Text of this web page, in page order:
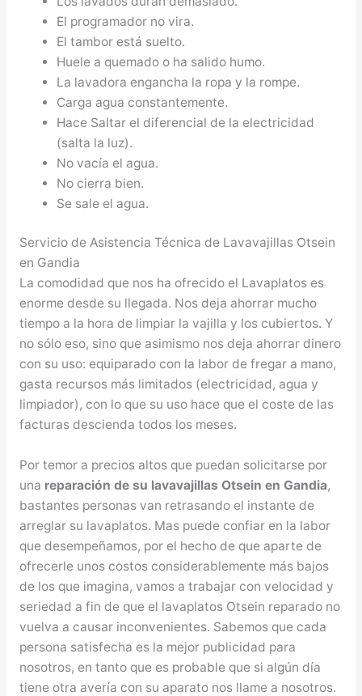
El programador no vira.
El tambor está suelto.
Huele a quemado o ha salido humo.
La lavadora engancha la ropa y la rompe.
Carga agua constantemente.
Hace Saltar el diferencial de la electricidad
(salta la luz).
No vacía el agua.
No cierra bien.
Se sale el agua.
Servicio de Asistencia Técnica de Lavavajillas Otsein
en Gandia
La comodidad que nos ha ofrecido el Lavaplatos es
enorme desde su llegada. Nos deja ahorrar mucho
tiempo a la hora de limpiar la vajilla y los cubiertos. Y
no sólo eso, sino que asimismo nos deja ahorrar dinero
con su uso: equiparado con la labor de fregar a mano,
gasta recursos más limitados (electricidad, agua y
limpiador), con lo que su uso hace que el coste de las
facturas descienda todos los meses.
Por temor a precios altos que puedan solicitarse por
una reparación de su lavavajillas Otsein en Gandia,
bastantes personas van retrasando el instante de
arreglar su lavaplatos. Mas puede confiar en la labor
que desempeñamos, por el hecho de que aparte de
ofrecerle unos costos considerablemente más bajos
de los que imagina, vamos a trabajar con velocidad y
seriedad a fin de que el lavaplatos Otsein reparado no
vuelva a causar inconvenientes. Sabemos que cada
persona satisfecha es la mejor publicidad para
nosotros, en tanto que es probable que si algún día
tiene otra avería con su aparato nos llame a nosotros.